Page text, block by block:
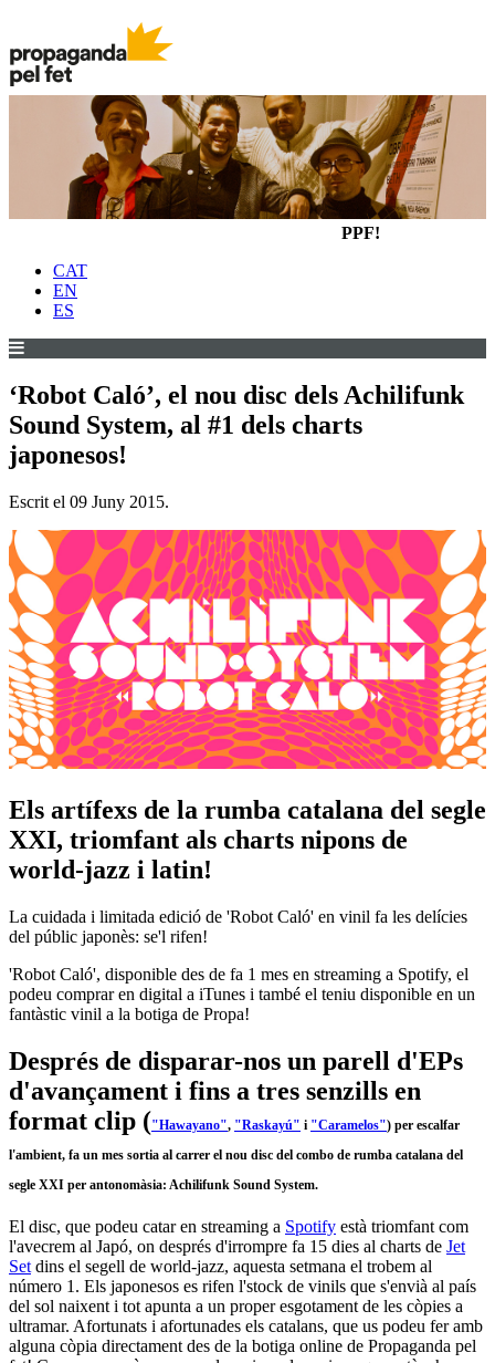
PPF!
CAT
EN
ES
‘Robot Caló’, el nou disc dels Achilifunk
Sound System, al #1 dels charts
japonesos!
Escrit el 09 Juny 2015.
Els artífexs de la rumba catalana del segle
XXI, triomfant als charts nipons de
world-jazz i latin!
La cuidada i limitada edició de 'Robot Caló' en vinil fa les delícies
del públic japonès: se'l rifen!
'Robot Caló', disponible des de fa 1 mes en streaming a Spotify, el
podeu comprar en digital a iTunes i també el teniu disponible en un
fantàstic vinil a la botiga de Propa!
Després de disparar-nos un parell d'EPs
d'avançament i fins a tres senzills en
format clip ("Hawayano", "Raskayú" i "Caramelos") per escalfar
l'ambient, fa un mes sortia al carrer el nou disc del combo de rumba catalana del
segle XXI per antonomàsia: Achilifunk Sound System.
El disc, que podeu catar en streaming a Spotify està triomfant com
l'avecrem al Japó, on després d'irrompre fa 15 dies al charts de Jet
Setdins el segell de world-jazz, aquesta setmana el trobem al
número 1. Els japonesos es rifen l'stock de vinils que s'envià al país
del sol naixent i tot apunta a un proper esgotament de les còpies a
ultramar. Afortunats i afortunades els catalans, que us podeu fer amb
alguna còpia directament des de la botiga online de Propaganda pel